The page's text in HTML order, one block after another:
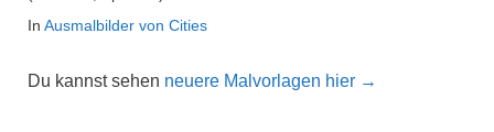
In Ausmalbilder von Cities
Du kannst sehen neuere Malvorlagen hier →